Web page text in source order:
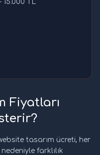
TL
Fiyatları
tasarım ücreti, her
farklılık